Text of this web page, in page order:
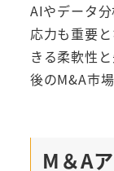
AIやデータ
応力も重要
きる柔軟性
後のM&A市
M＆A